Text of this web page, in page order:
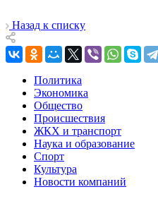
Назад к списку
Политика
Экономика
Общество
Происшествия
ЖКХ и транспорт
Наука и образование
Спорт
Культура
Новости компаний